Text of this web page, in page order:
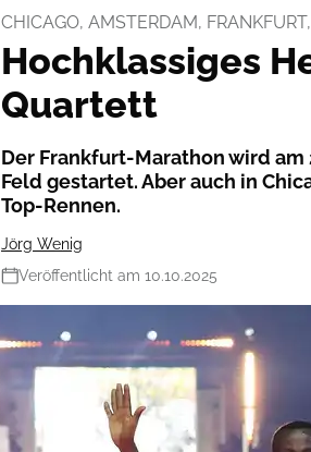
CHICAGO, AMSTERDAM,
Hochklassiges
Quartett
Der Frankfurt-Marathon wird
Feld gestartet. Aber auch in
Top-Rennen.
Jörg Wenig
Veröffentlicht am 10.10.2025